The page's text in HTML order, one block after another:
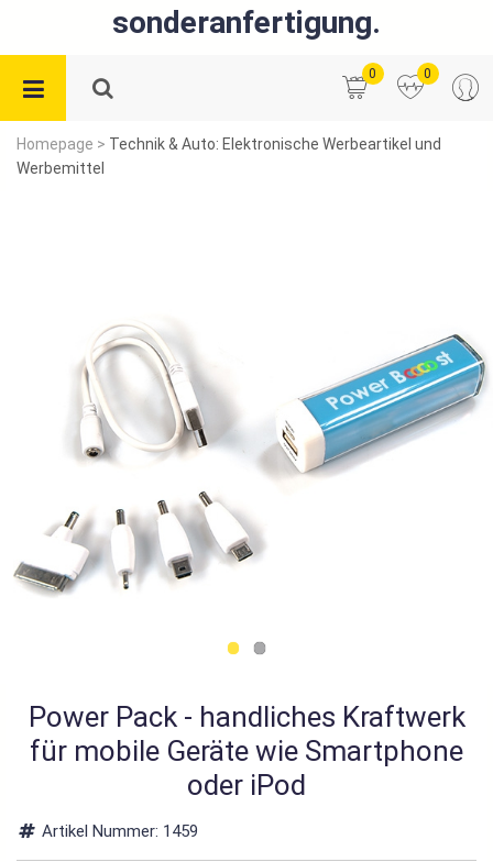
sonderanfertigung.
0 0
Homepage > Technik & Auto: Elektronische Werbeartikel und
Werbemittel
Power Pack - handliches Kraftwerk
für mobile Geräte wie Smartphone
oder iPod
Artikel Nummer: 1459